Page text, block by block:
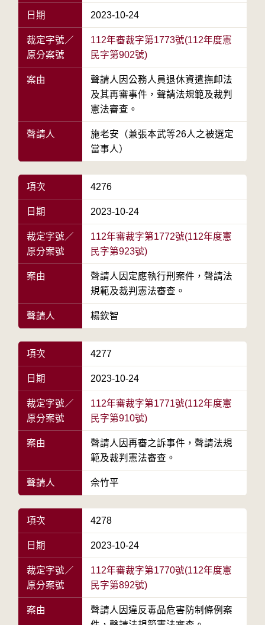
日期 2023-10-24
裁定字號／
原分案號
112年審裁字第1773號(112年度憲
民字第902號)
案由
聲請人因公務人員退休資遣撫卹法
及其再審事件，聲請法規範及裁判
憲法審查。
聲請人
施老安（兼張本武等26人之被選定
當事人）
項次 4276
日期 2023-10-24
裁定字號／
原分案號
112年審裁字第1772號(112年度憲
民字第923號)
案由
聲請人因定應執行刑案件，聲請法
規範及裁判憲法審查。
聲請人 楊欽智
項次 4277
日期 2023-10-24
裁定字號／
原分案號
112年審裁字第1771號(112年度憲
民字第910號)
案由
聲請人因再審之訴事件，聲請法規
範及裁判憲法審查。
聲請人 佘竹平
項次 4278
日期 2023-10-24
裁定字號／
原分案號
112年審裁字第1770號(112年度憲
民字第892號)
案由
聲請人因違反毒品危害防制條例案